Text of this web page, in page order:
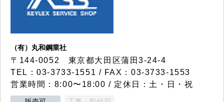
（有）丸和鋼業社
〒144-0052 東京都大田区蒲田3-24-4
TEL：03-3733-1551 / FAX：03-3733-1553
営業時間：8:00〜18:00 / 定休日：土・日・祝